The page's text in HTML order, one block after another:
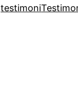
testimoni